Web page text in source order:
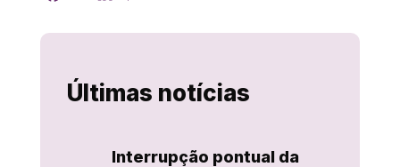
Últimas notícias
Interrupção pontual da